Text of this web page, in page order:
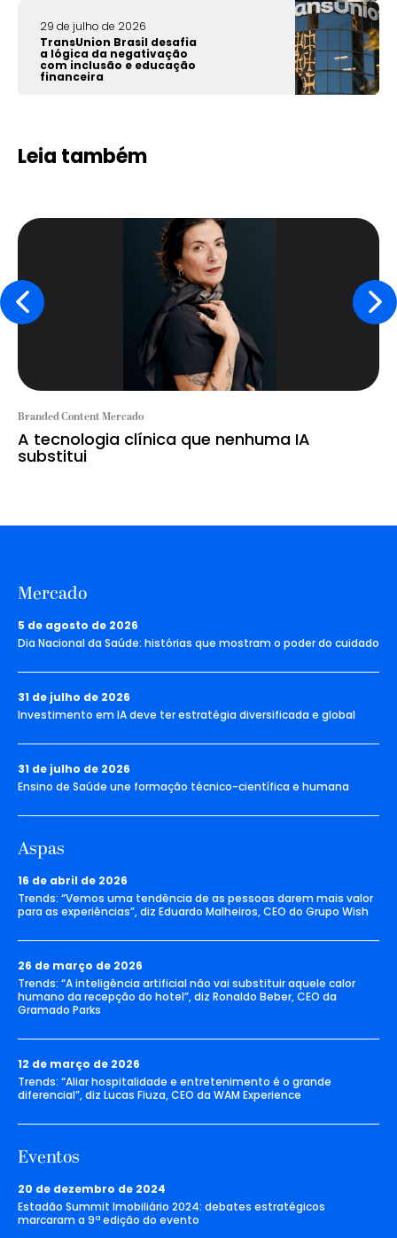
29 de julho de 2026
TransUnion Brasil desafia
a lógica da negativação
com inclusão e educação
financeira
Leia também
Branded Content Mercado
A tecnologia clínica que nenhuma IA
substitui
Mercado
5 de agosto de 2026
Dia Nacional da Saúde: histórias que mostram o poder do cuidado
31 de julho de 2026
Investimento em IA deve ter estratégia diversificada e global
31 de julho de 2026
Ensino de Saúde une formação técnico-científica e humana
Aspas
16 de abril de 2026
Trends: “Vemos uma tendência de as pessoas darem mais valor
para as experiências”, diz Eduardo Malheiros, CEO do Grupo Wish
26 de março de 2026
Trends: “A inteligência artificial não vai substituir aquele calor
humano da recepção do hotel”, diz Ronaldo Beber, CEO da
Gramado Parks
12 de março de 2026
Trends: “Aliar hospitalidade e entretenimento é o grande
diferencial”, diz Lucas Fiuza, CEO da WAM Experience
Eventos
20 de dezembro de 2024
Estadão Summit Imobiliário 2024: debates estratégicos
marcaram a 9ª edição do evento